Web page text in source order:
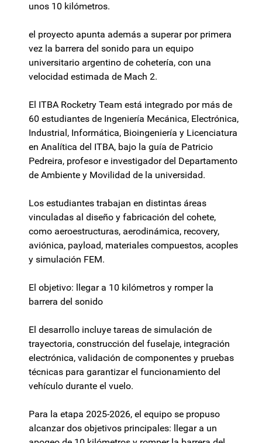
unos 10 kilómetros.
el proyecto apunta además a superar por primera
vez la barrera del sonido para un equipo
universitario argentino de cohetería, con una
velocidad estimada de Mach 2.
El ITBA Rocketry Team está integrado por más de
60 estudiantes de Ingeniería Mecánica, Electrónica,
Industrial, Informática, Bioingeniería y Licenciatura
en Analítica del ITBA, bajo la guía de Patricio
Pedreira, profesor e investigador del Departamento
de Ambiente y Movilidad de la universidad.
Los estudiantes trabajan en distintas áreas
vinculadas al diseño y fabricación del cohete,
como aeroestructuras, aerodinámica, recovery,
aviónica, payload, materiales compuestos, acoples
y simulación FEM.
El objetivo: llegar a 10 kilómetros y romper la
barrera del sonido
El desarrollo incluye tareas de simulación de
trayectoria, construcción del fuselaje, integración
electrónica, validación de componentes y pruebas
técnicas para garantizar el funcionamiento del
vehículo durante el vuelo.
Para la etapa 2025-2026, el equipo se propuso
alcanzar dos objetivos principales: llegar a un